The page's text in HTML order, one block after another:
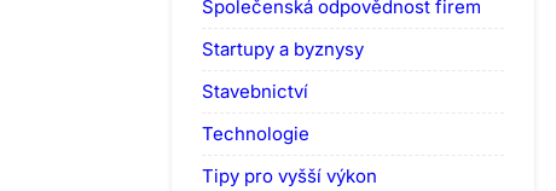
Společenská odpovědnost firem
Startupy a byznysy
Stavebnictví
Technologie
Tipy pro vyšší výkon